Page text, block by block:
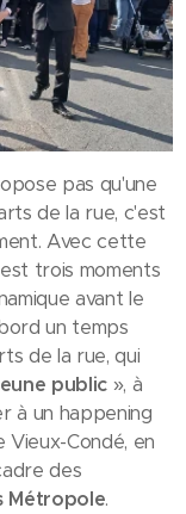
pas qu'une
de la rue, c'est
Avec cette
trois moments
avant le
un temps
de la rue, qui
public», à
à un happening
Condé, en
des
Métropole.